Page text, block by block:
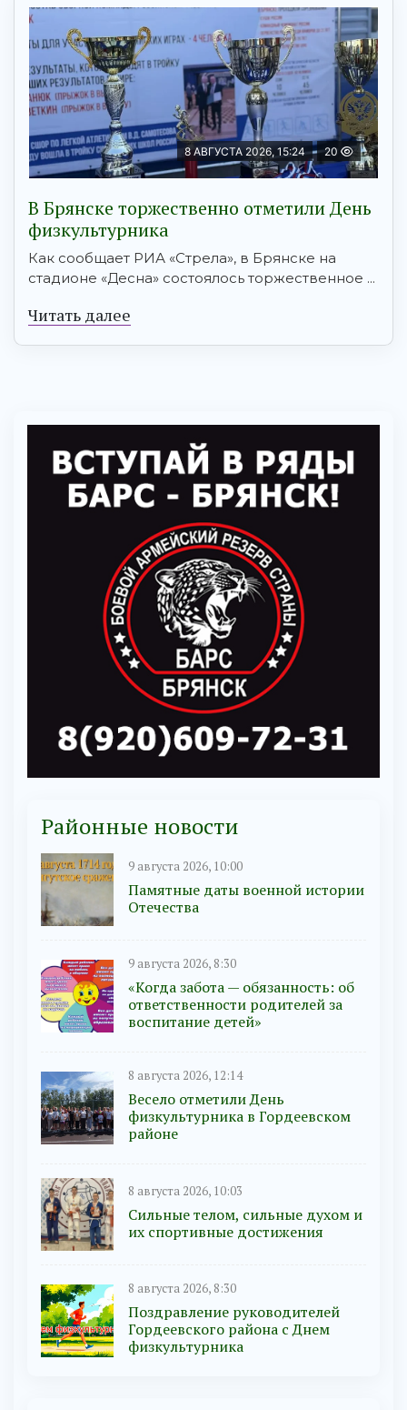
8 АВГУСТА 2026, 15:24 20
В Брянске торжественно отметили День
физкультурника
Как сообщает РИА «Стрела», в Брянске на
стадионе «Десна» состоялось торжественное ...
Читать далее
Районные новости
9 августа 2026, 10:00
Памятные даты военной истории
Отечества
9 августа 2026, 8:30
«Когда забота — обязанность: об
ответственности родителей за
воспитание детей»
8 августа 2026, 12:14
Весело отметили День
физкультурника в Гордеевском
районе
8 августа 2026, 10:03
Сильные телом, сильные духом и
их спортивные достижения
8 августа 2026, 8:30
Поздравление руководителей
Гордеевского района с Днем
физкультурника